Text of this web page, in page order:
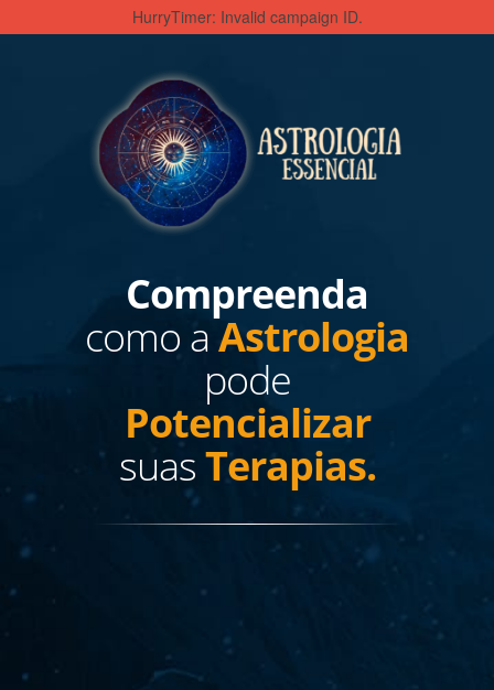
HurryTimer: Invalid campaign ID.
Compreenda
como aAstrologia
pode
Potencializar
suasTerapias.